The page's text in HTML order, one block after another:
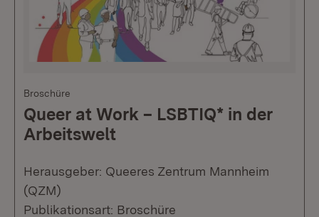
Broschüre
Queer at Work – LSBTIQ* in der
Arbeitswelt
Herausgeber: Queeres Zentrum Mannheim
(QZM)
Publikationsart: Broschüre